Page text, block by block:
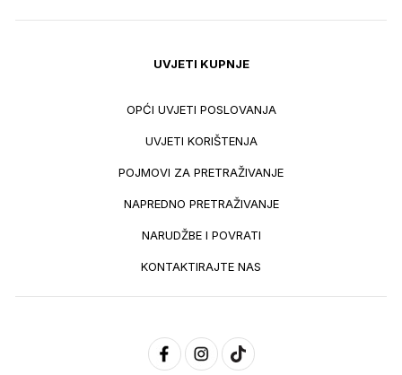
UVJETI KUPNJE
OPĆI UVJETI POSLOVANJA
UVJETI KORIŠTENJA
POJMOVI ZA PRETRAŽIVANJE
NAPREDNO PRETRAŽIVANJE
NARUDŽBE I POVRATI
KONTAKTIRAJTE NAS